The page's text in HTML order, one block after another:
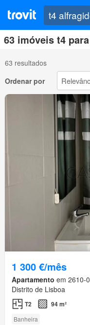
63 imóveis t4
63 resultados
Ordenar por
1 300 €/mês
Apartamento em 2610-
Distrito de Lisboa
T2 94 m²
Banheira